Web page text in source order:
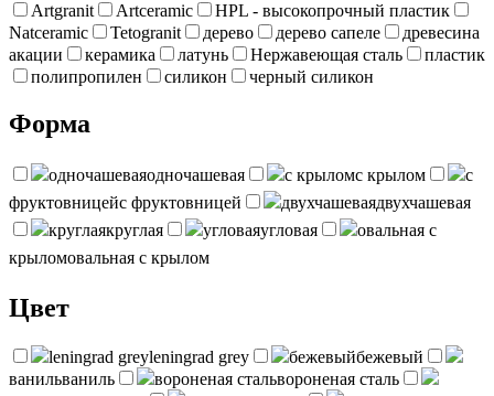
Artgranit Artceramic
HPL - высокопрочный пластик
Natceramic
Tetogranit дерево дерево сапеле
древесина
акации
керамика латунь Нержавеющая сталь
пластик
полипропилен
силикон черный силикон
Форма
одночашеваяодночашевая с крыломс крылом
с
фруктовницейс фруктовницей двухчашеваядвухчашевая
круглаякруглая угловаяугловая
овальная с
крыломовальная с крылом
Цвет
leningrad greyleningrad grey бежевыйбежевый
ванильваниль вороненая стальвороненая сталь